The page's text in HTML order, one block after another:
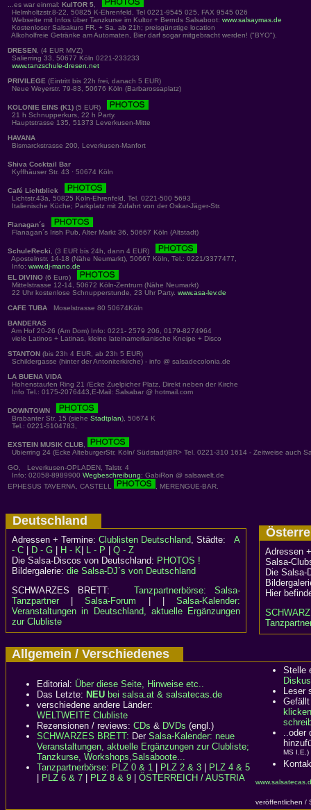
...es war einmal: KulTOR 5,
Helmholtzstr.8-22, 50825 K-Ehrenfeld, Tel 0221-9545 025, FAX 9545 026
Webseite mit Infos über Tanzkurse im Kultor + Bernds Salsaboot: www.salsaymas.de
Kostenloser Salsakurs FR. + Sa. ab 21h; preisgünstige location
Alkoholfreie Getränke am Automaten, Bier darf sogar mitgebracht werden! ("BYO").
DRESEN, (4 EUR MVZ)
Salierring 33, 50677 Köln 0221-233233
www.tanzschule-dresen.net
PRIVILEGE (Eintritt bis 22h frei, danach 5 EUR)
Neue Weyerstr. 79-83, 50676 Köln (Barbarossaplatz)
KOLONIE EINS (K1) (5 EUR)
21 h Schnupperkurs, 22 h Party.
Hauptstrasse 135, 51373 Leverkusen-Mitte
HAVANA
Bismarckstrasse 200, Leverkusen-Manfort
Shiva Cocktail Bar
Kyffhäuser Str. 43 · 50674 Köln
Café Lichtblick
Lichtstr.43a, 50825 Köln-Ehrenfeld, Tel. 0221-500 5693
Italienische Küche; Parkplatz mit Zufahrt von der Oskar-Jäger-Str.
Flanagan´s
Flanagan´s Irish Pub, Alter Markt 36, 50667 Köln (Altstadt)
SchuleRecki, (3 EUR bis 24h, dann 4 EUR)
Apostelnstr. 14-18 (Nähe Neumarkt), 50667 Köln, Tel.: 0221/3377477,
Info: www.dj-mano.de
EL DIVINO (6 Euro)
Mittelstrasse 12-14, 50672 Köln-Zentrum (Nähe Neumarkt)
22 Uhr kostenlose Schnupperstunde, 23 Uhr Party. www.asa-lev.de
CAFE TUBA Moselstrasse 80 50674Köln
BANDERAS
Am Hof 20-26 (Am Dom) Info: 0221- 2579 206, 0179-8274964
viele Latinos + Latinas, kleine lateinamerkanische Kneipe + Disco
STANTON (bis 23h 4 EUR, ab 23h 5 EUR)
Schildergasse (hinter der Antoniterkirche) - info @ salsadecolonia.de
LA BUENA VIDA
Hohenstaufen Ring 21 /Ecke Zuelpicher Platz, Direkt neben der Kirche
Info Tel.: 0175-2076443,E-Mail: Salsabar @ hotmail.com
DOWNTOWN
Brabanter Str. 15 (siehe Stadtplan), 50674 K
Tel.: 0221-5104783,
EXSTEIN MUSIK CLUB,
Ubierring 24 (Ecke AlteburgerStr, Köln/ Südstadt)BR> Tel. 0221-310 1614 - Zeitweise auch
GO, Leverkusen-OPLADEN, Talstr. 4
Info: 02058-8989900 Wegbeschreibung: GabiRon @ salsawelt.de
EPHESUS TAVERNA, CASTELL
, MERENGUE-BAR.
Deutschland
Adressen + Termine: Clublisten Deutschland, Städte: A
- C
D - G H - K L - P
Q - Z
Die Salsa-Discos von Deutschland: PHOTOS !
Bildergalerie: die Salsa-DJ´s von Deutschland
SCHWARZES BRETT:Tanzpartnerbörse: Salsa-
Tanzpartner|Salsa-Forum | |Salsa-Kalender:
Veranstaltungen in Deutschland, aktuelle Ergänzungen
zur Clubliste
Adressen
Salsa-
Die
Hier
Allgemein / Verschiedenes
Editorial: Über diese Seite, Hinweise etc..
Das Letzte: NEU bei salsa.at & salsatecas.de
verschiedene andere Länder:
WELTWEITE Clubliste
Rezensionen / reviews: CDs & DVDs (engl.)
SCHWARZES BRETT: Der Salsa-Kalender: neue
Veranstaltungen, aktuelle Ergänzungen zur Clubliste;
Tanzkurse, Workshops,Salsaboote...
Tanzpartnerbörse: PLZ 0 & 1 PLZ 2 & 3
PLZ 4 & 5
PLZ 6 & 7 PLZ 8 & 9 ÖSTERREICH / AUSTRIA
Stelle
Leser
klicken
..oder
MS I.E.)
veröffentlichen /